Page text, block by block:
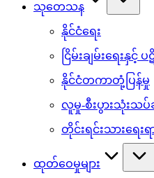
သုတေသန
နိုင်ငံရေး
ငြိမ်းချမ်းရေးနှ
နိုင်ငံတကာတုံ့ပြန်မှု
လူမှု-စီးပွားသုံးသပ်
တိုင်းရင်းသားရေးရ
ထုတ်ဝေမှုများ